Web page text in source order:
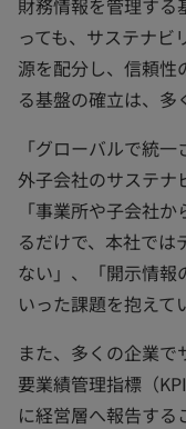
財務情報を管理する
っても、サステナビ
源を配分し、信頼性
る基盤の確立は、多
「グローバルで統
外子会社のサステナ
「事業所や子会社
るだけで、本社では
ない」、「開示情報
いった課題を抱えて
また、多くの企業
要業績管理指標（
に経営層へ報告する